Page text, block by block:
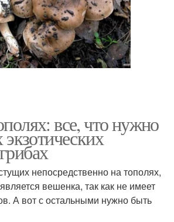
все, что нужно
экзотических
непосредственно на тополях,
вешенка, так как не имеет
А вот с остальными нужно быть